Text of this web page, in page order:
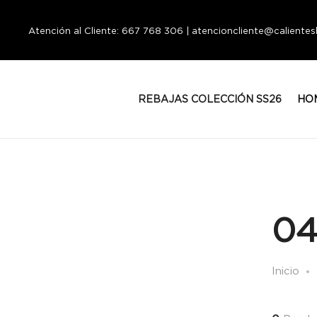
Atención al Cliente: 667 768 306 |
REBAJAS COLECCIÓN SS26
Inicio